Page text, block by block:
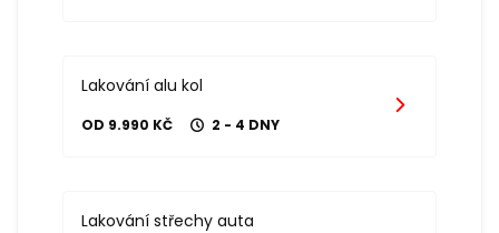
Lakování alu kol
OD 9.990 KČ 2 - 4 DNY
Lakování střechy auta